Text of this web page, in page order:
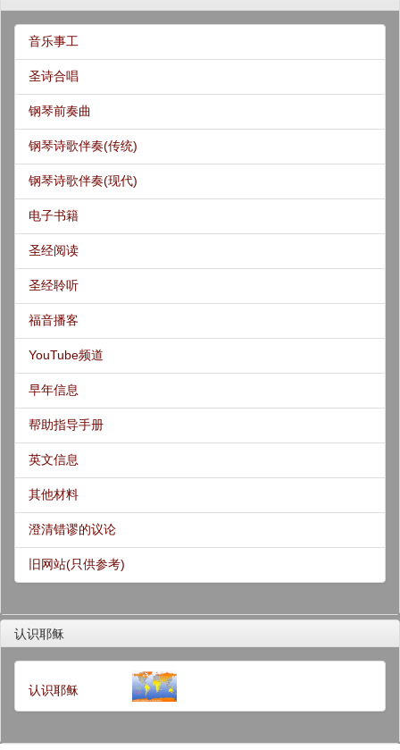
音乐事工
圣诗合唱
钢琴前奏曲
钢琴诗歌伴奏(传统)
钢琴诗歌伴奏(现代)
电子书籍
圣经阅读
圣经聆听
福音播客
YouTube频道
早年信息
帮助指导手册
英文信息
其他材料
澄清错谬的议论
旧网站(只供参考)
认识耶稣
认识耶稣